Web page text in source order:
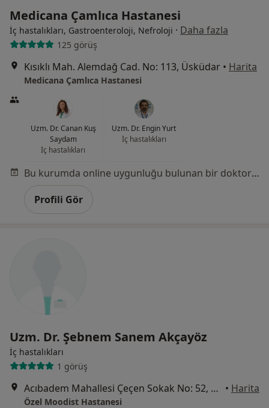
Medicana Çamlıca Hastanesi
İç hastalıkları, Gastroenteroloji, Nefroloji · Daha fazla
125 görüş
Kısıklı Mah. Alemdağ Cad. No: 113, Üsküdar • Harita
Medicana Çamlıca Hastanesi
Uzm. Dr. Canan Kuş
Saydam
İç hastalıkları
Uzm. Dr. Engin Yurt
İç hastalıkları
Bu kurumda online uygunluğu bulunan bir doktor veya uzman bulunamadı
Profili Gör
Uzm. Dr. Şebnem Sanem Akçayöz
İç hastalıkları
1 görüş
Acıbadem Mahallesi Çeçen Sokak No: 52, Üsküdar • Harita
Özel Moodist Hastanesi